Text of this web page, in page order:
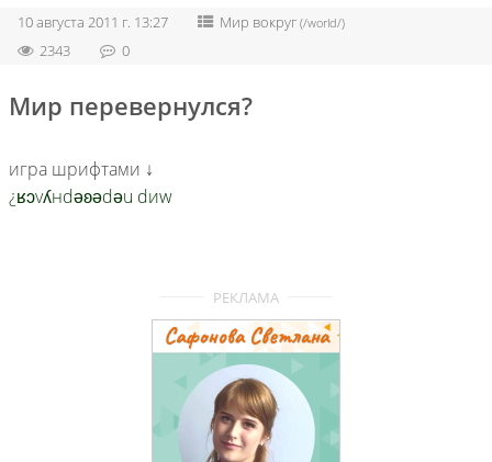
10 августа 2011 г. 13:27 Мир вокруг(/world/)
2343 0
Мир перевернулся?
игра шрифтами ↓
¿ʁɔvʎнdǝʚǝdǝu dиw
РЕКЛАМА